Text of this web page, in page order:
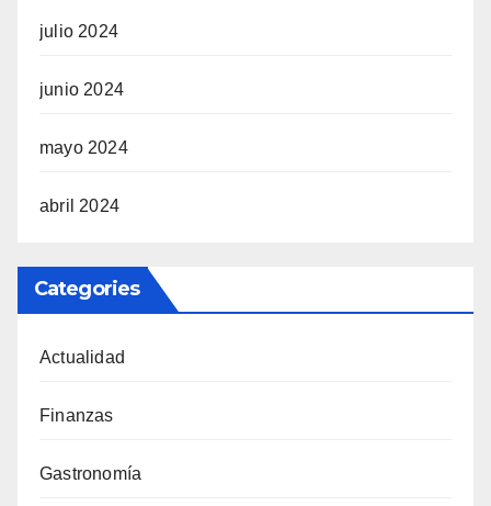
julio 2024
junio 2024
mayo 2024
abril 2024
Categories
Actualidad
Finanzas
Gastronomía